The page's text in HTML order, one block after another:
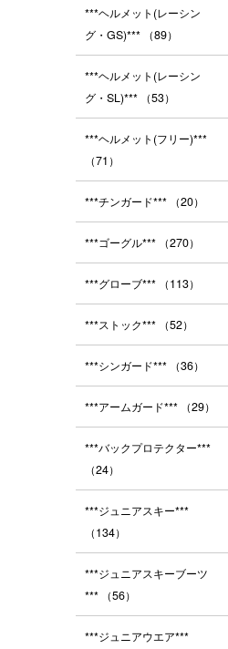
***ヘルメット(レーシン
グ・GS)*** （89）
***ヘルメット(レーシン
グ・SL)*** （53）
***ヘルメット(フリー)***
（71）
***チンガード*** （20）
***ゴーグル*** （270）
***グローブ*** （113）
***ストック*** （52）
***シンガード*** （36）
***アームガード*** （29）
***バックプロテクター***
（24）
***ジュニアスキー***
（134）
***ジュニアスキーブーツ
*** （56）
***ジュニアウエア***